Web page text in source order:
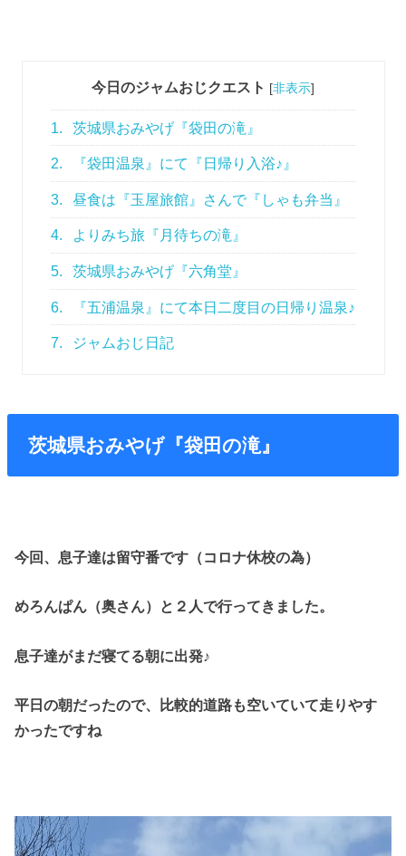
今日のジャムおじクエスト [非表示]
1. 茨城県おみやげ『袋田の滝』
2. 『袋田温泉』にて『日帰り入浴♪』
3. 昼食は『玉屋旅館』さんで『しゃも弁当』
4. よりみち旅『月待ちの滝』
5. 茨城県おみやげ『六角堂』
6. 『五浦温泉』にて本日二度目の日帰り温泉♪
7. ジャムおじ日記
茨城県おみやげ『袋田の滝』
今回、息子達は留守番です（コロナ休校の為）
めろんぱん（奥さん）と２人で行ってきました。
息子達がまだ寝てる朝に出発♪
平日の朝だったので、比較的道路も空いていて走りやす
かったですね